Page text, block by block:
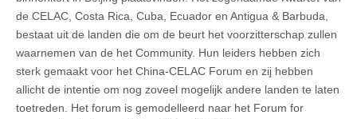
de CELAC, Costa Rica, Cuba, Ecuador en Antigua & Barbuda,
bestaat uit de landen die om de beurt het voorzitterschap zullen
waarnemen van de het Community. Hun leiders hebben zich
sterk gemaakt voor het China-CELAC Forum en zij hebben
allicht de intentie om nog zoveel mogelijk andere landen te laten
toetreden. Het forum is gemodelleerd naar het Forum for